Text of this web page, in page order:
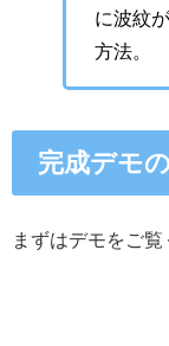
に波紋
方法。
完成デモ
まずはデモをご覧